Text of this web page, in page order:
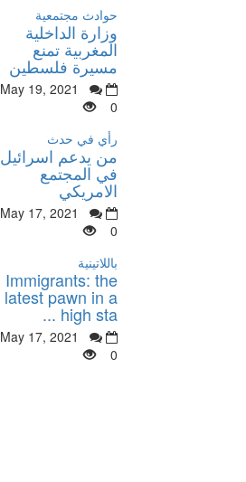
حوادث مجتمعية
وزارة الداخلية
المغربية تمنع
مسيرة فلسطين
May 19, 2021
0
رأي في حدث
من يدعم اسرائيل
في المجتمع
الامريكي
May 17, 2021
0
باللاتينية
Immigrants: the
latest pawn in a
high sta ...
May 17, 2021
0